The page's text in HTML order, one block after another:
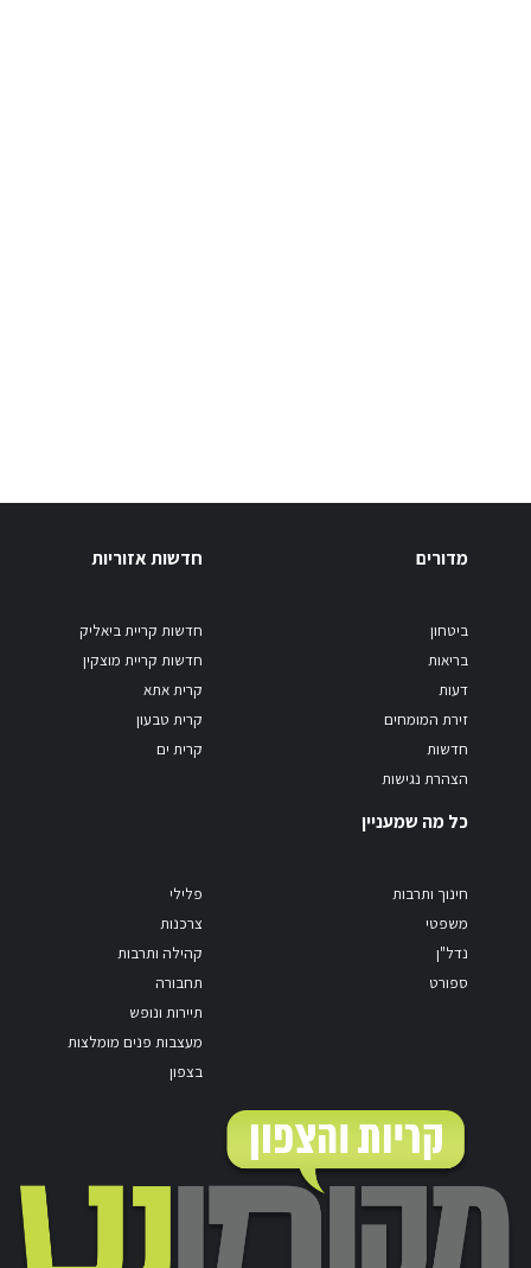
מדורים
ביטחון
בריאות
דעות
זירת המומחים
חדשות
הצהרת נגישות
חדשות אזוריות
חדשות קריית ביאליק
חדשות קריית מוצקין
קרית אתא
קרית טבעון
קרית ים
כל מה שמעניין
חינוך ותרבות
משפטי
נדל"ן
ספורט
פלילי
צרכנות
קהילה ותרבות
תחבורה
תיירות ונופש
מעצבות פנים מומלצות
בצפון